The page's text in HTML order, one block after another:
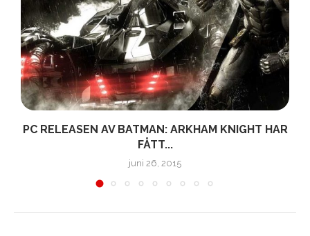
PC RELEASEN AV BATMAN: ARKHAM KNIGHT HAR
FÅTT...
juni 26, 2015